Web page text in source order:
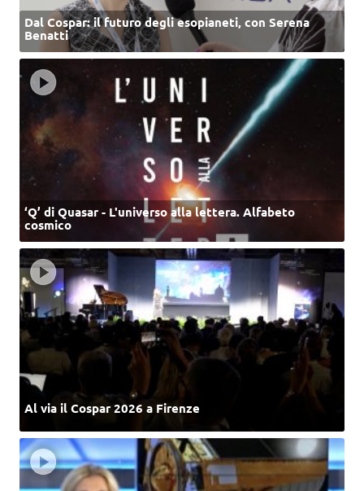
Dal Cospar: il futuro degli esopianeti, con Serena
Benatti
‘Q’ di Quasar - L'universo alla lettera. Alfabeto
cosmico
Al via il Cospar 2026 a Firenze